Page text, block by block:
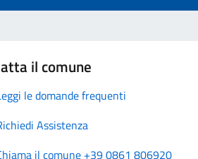
il comune
le domande frequenti
Assistenza
il comune +39 0861 806920